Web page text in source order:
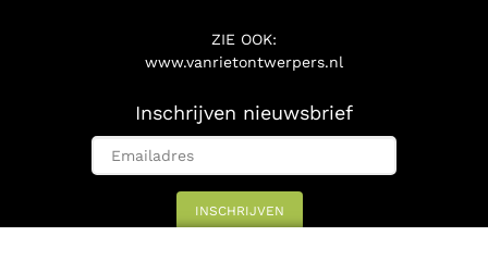
ZIE OOK:
www.vanrietontwerpers.nl
Inschrijven nieuwsbrief
INSCHRIJVEN